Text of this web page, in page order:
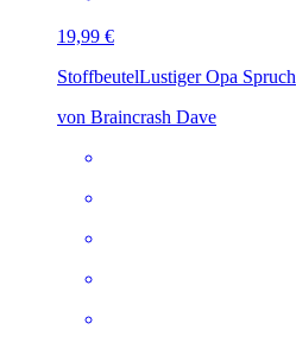
19,99 €
StoffbeutelLustiger Opa Spruch
von Braincrash Dave